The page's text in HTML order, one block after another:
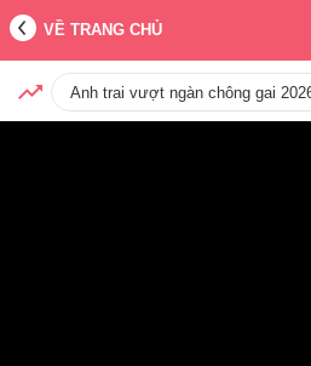
VỀ TRANG CHỦ
Anh trai vượt ngàn chông gai